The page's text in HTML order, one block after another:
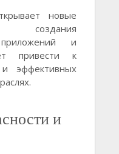
новые
создания
приложений и
привести к
эффективных
и